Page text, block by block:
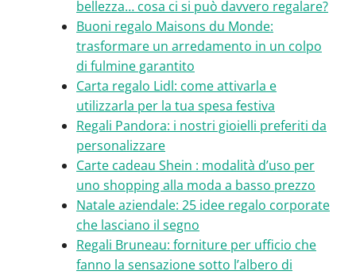
bellezza… cosa ci si può davvero regalare?
Buoni regalo Maisons du Monde:
trasformare un arredamento in un colpo
di fulmine garantito
Carta regalo Lidl: come attivarla e
utilizzarla per la tua spesa festiva
Regali Pandora: i nostri gioielli preferiti da
personalizzare
Carte cadeau Shein : modalità d’uso per
uno shopping alla moda a basso prezzo
Natale aziendale: 25 idee regalo corporate
che lasciano il segno
Regali Bruneau: forniture per ufficio che
fanno la sensazione sotto l’albero di